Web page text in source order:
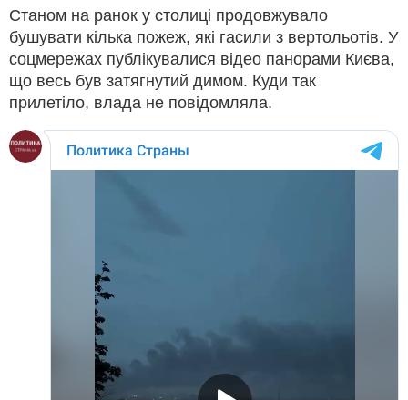
Станом на ранок у столиці продовжувало
бушувати кілька пожеж, які гасили з вертольотів. У
соцмережах публікувалися відео панорами Києва,
що весь був затягнутий димом. Куди так
прилетіло, влада не повідомляла.